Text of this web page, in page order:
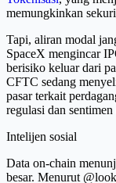
memungkinkan
Tapi, aliran modal
SpaceX mengincar
berisiko keluar dari
CFTC sedang
pasar terkait
regulasi dan
Intelijen sosial
Data on-chain
besar. Menurut